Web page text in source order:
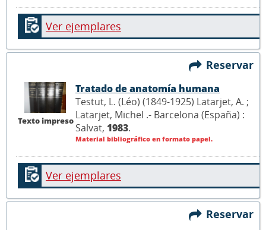
Ver ejemplares
Reservar
Texto impreso
Tratado de anatomía humana
Testut, L. (Léo) (1849-1925) Latarjet, A. ;
Latarjet, Michel .- Barcelona (España) :
Salvat, 1983.
Material bibliográfico en formato papel.
Ver ejemplares
Reservar